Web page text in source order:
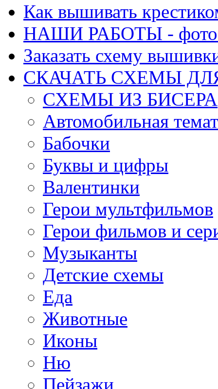
Как вышивать
НАШИ РАБОТЫ - фото
Заказать схему
СКАЧАТЬ СХЕМЫ
СХЕМЫ ИЗ БИСЕРА
Автомобильная
Бабочки
Буквы и цифры
Валентинки
Герои мультфильмов
Герои фильмов и
Музыканты
Детские схемы
Еда
Животные
Иконы
Ню
Пейзажи